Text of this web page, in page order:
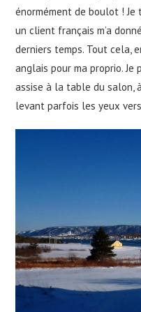
énormément de boulot !
un client français m’a
derniers temps. Tout cela,
anglais pour ma proprio. Je
assise à la table du salon,
levant parfois les yeux